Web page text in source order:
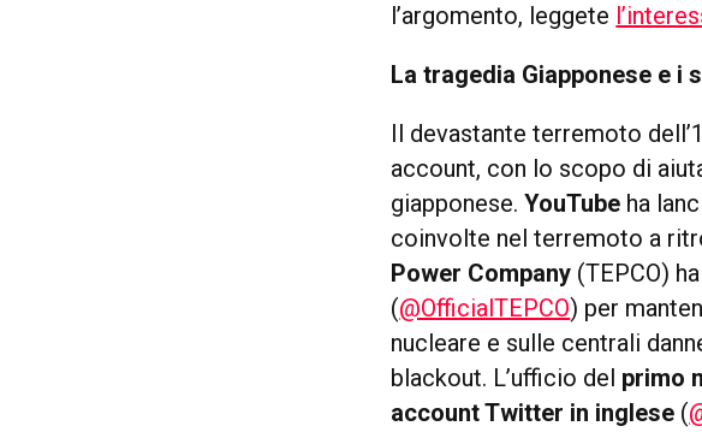
l’argomento, leggete
La tragedia Giapponese e i
Il devastante terremoto
account, con lo scopo di
giapponese.YouTube ha
coinvolte nel terremoto a
Power Company (TEPCO)
(@OfficialTEPCO) per
nucleare e sulle centrali
blackout. L’ufficio del primo
account Twitter in inglese (